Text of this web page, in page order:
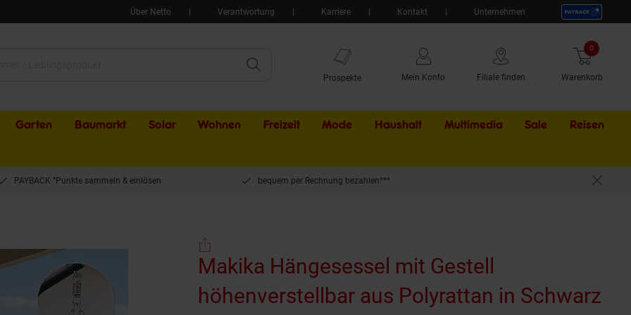
Über Netto Verantwortung Karriere Kontakt Unternehmen
Prospekte Mein Konto Filiale finden Warenkorb
0 Artikel
Garten Baumarkt Solar Wohnen Freizeit Mode Haushalt Multimedia Sale Externer
Reisen
PAYBACK °Punkte sammeln & einlösen bequem per Rechnung bezahlen***
Makika Hängesessel mit Gestell
höhenverstellbar aus Polyrattan in Schwarz